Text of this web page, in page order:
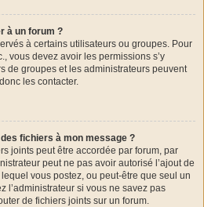
à un forum ?
à certains utilisateurs ou groupes. Pour
vous devez avoir les permissions s’y
de groupes et les administrateurs peuvent
les contacter.
fichiers à mon message ?
joints peut être accordée par forum, par
peut ne pas avoir autorisé l’ajout de
vous postez, ou peut-être que seul un
l’administrateur si vous ne savez pas
de fichiers joints sur un forum.